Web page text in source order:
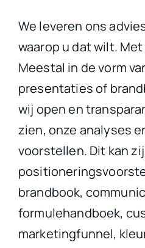
We leveren ons
waarop u dat wilt.
Meestal in de vorm
presentaties of
wij open en
zien, onze analyses
voorstellen. Dit kan
brandbook,
formulehandboek,
marketingfunnel,